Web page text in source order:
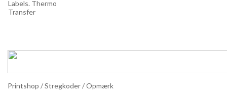
Labels. Thermo
Transfer
Printshop / Stregkoder / Opmærk